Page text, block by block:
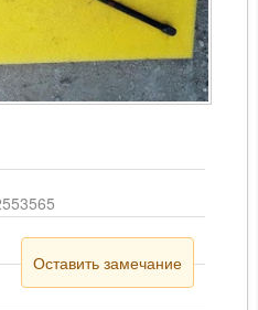
Оставить замечание